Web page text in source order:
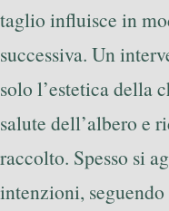
taglio influisce in
successiva. Un
solo l’estetica della
salute dell’albero e
raccolto. Spesso si
intenzioni,